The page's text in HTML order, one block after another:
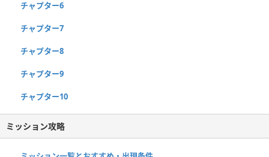
チャプター6
チャプター7
チャプター8
チャプター9
チャプター10
ミッション攻略